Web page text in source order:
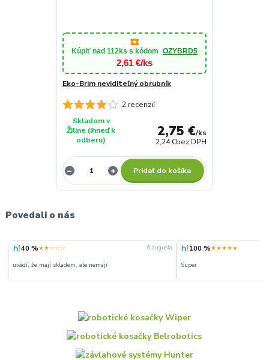
Kúpiť nad 112ks s kódom OZYBRD5
2,61 €/ks
2 recenzií
Eko-Brim neviditeľný obrubník
2,75 €/ks
2,24 €bez DPH
Skladom v
Žiline (ihneď k
odberu)
Pridať do košíka
Povedali o nás
40 %★★☆☆☆ 6. augusta
uvádí, že mají skladem, ale nemají
100 %★★★★★
Super